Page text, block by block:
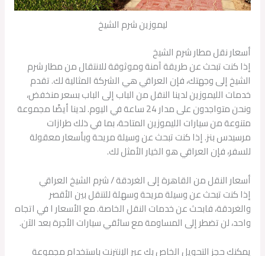
ليموزين شرم الشيخ
أسعار نقل مطار شرم الشيخ
إذا كنت تبحث عن طريقة آمنة وموثوقة للانتقال من مطار شرم
الشيخ إلى وجهتك، فإن العراقي هي الشركة المثالية لك. تقدم
خدمات الليموزين لدينا النقل من الباب إلى الباب بسعر منخفض،
ونحن متواجدون على مدار 24 ساعة في اليوم. لدينا أيضًا مجموعة
متنوعة من سيارات الليموزين المتاحة، بما في ذلك طرازات
مرسيدس بنز. إذا كنت تبحث عن وسيلة مريحة وبأسعار معقولة
للسفر، فإن العراقي هو الخيار الأمثل لك.
أسعار النقل من القاهرة إلى الغردقة / شرم الشيخ العراقي
إذا كنت تبحث عن وسيلة مريحة وسهلة للتنقل بين الأقصر
والغردقة، فابحث عن خدمات النقل الخاصة. مع الأسعار ا في اتجاه
واحد، لن تضطر إلى المساومة مع سائقي سيارات الأجرة بعد الآن.
يمكنك حجز التحويل الخاص بك عبر الإنترنت باستخدام مجموعة